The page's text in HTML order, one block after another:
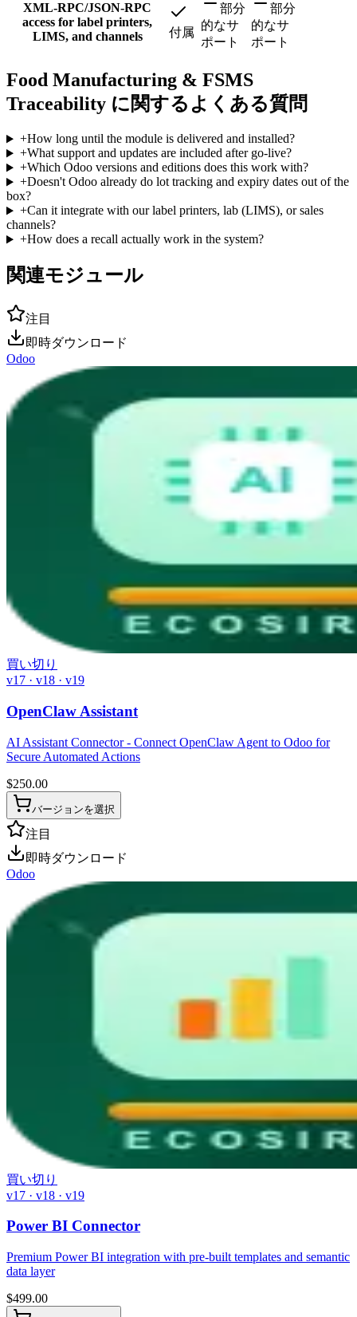
XML-RPC/JSON-RPC
access for label printers,
LIMS, and channels
付属
部分
的なサ
ポート
部分
的なサ
ポート
Food Manufacturing & FSMS
Traceability に関するよくある質問
+How long until the module is delivered and installed?
+What support and updates are included after go-live?
+Which Odoo versions and editions does this work with?
+Doesn't Odoo already do lot tracking and expiry dates out of the
box?
+Can it integrate with our label printers, lab (LIMS), or sales
channels?
+How does a recall actually work in the system?
関連モジュール
注目
即時ダウンロード
Odoo
買い切り
v17 · v18 · v19
OpenClaw Assistant
AI Assistant Connector - Connect OpenClaw Agent to Odoo for
Secure Automated Actions
$250.00
バージョンを選択
注目
即時ダウンロード
Odoo
買い切り
v17 · v18 · v19
Power BI Connector
Premium Power BI integration with pre-built templates and semantic
data layer
$499.00